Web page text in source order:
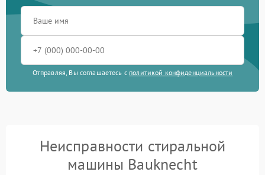
Отправляя, Вы соглашаетесь с политикой конфиденциальности
Неисправности стиральной
машины Bauknecht